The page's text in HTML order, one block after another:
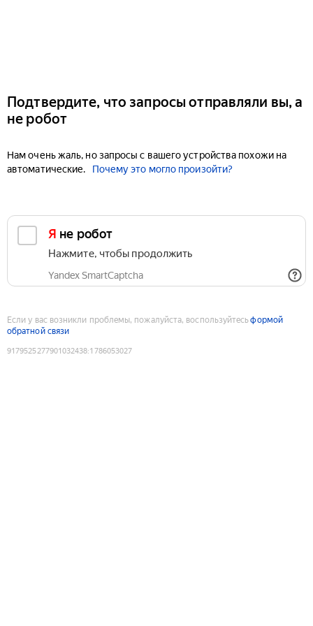
Подтвердите, что запросы отправляли вы, а
не робот
Нам очень жаль, но запросы с вашего устройства похожи на
автоматические.
Почему это могло произойти?
Я не робот
Нажмите, чтобы продолжить
Yandex SmartCaptcha
Если у вас возникли проблемы, пожалуйста, воспользуйтесьформой
обратной связи
9179525277901032438:1786053027